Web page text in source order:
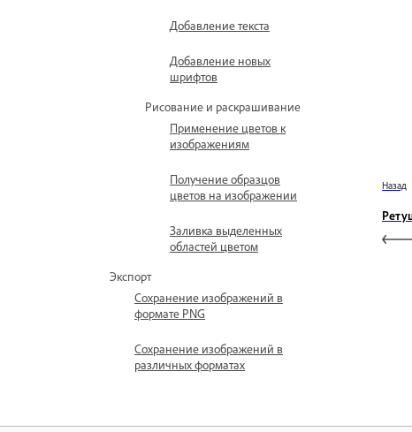
Добавление текста
Добавление новых
шрифтов
Рисование и раскрашивание
Применение цветов к
изображениям
Получение образцов
цветов на изображении
Заливка выделенных
областей цветом
Экспорт
Сохранение изображений в
формате PNG
Сохранение изображений в
различных форматах
Назад